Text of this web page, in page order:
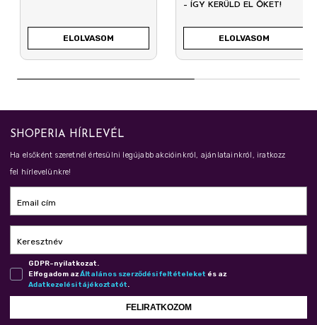
ELOLVASOM
– ÍGY KERÜLD EL ŐKET!
ELOLVASOM
SHOPERIA HÍRLEVÉL
Ha elsőként szeretnél értesülni legújabb akcióinkról, ajánlatainkról, iratkozz
fel hírlevelünkre!
Email cím
Keresztnév
GDPR-nyilatkozat.
Elfogadom azÁl­ta­lá­nos szer­ző­dé­si fel­té­te­le­ket és az
Adat­ke­ze­lé­si tá­jé­koz­ta­tót.
FELIRATKOZOM